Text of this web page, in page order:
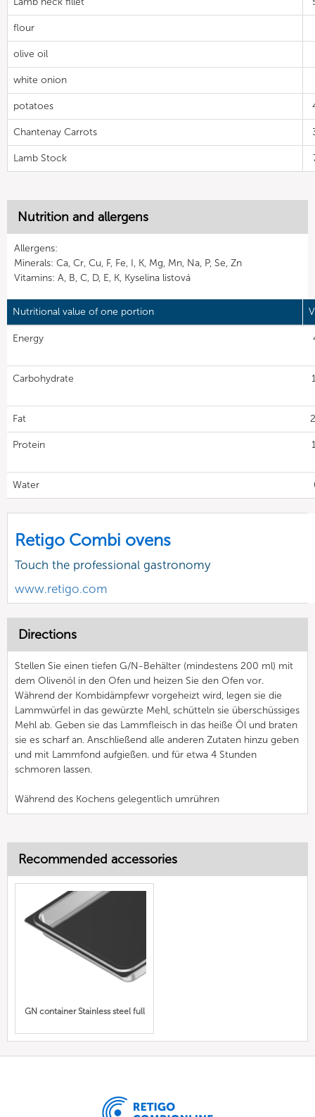
flour
olive oil
white onion
potatoes
Chantenay Carrots
Lamb Stock
Nutrition and allergens
Allergens:
Minerals: Ca, Cr, Cu, F, Fe, I, K, Mg, Mn, Na, P, Se, Zn
Vitamins: A, B, C, D, E, K, Kyselina listová
Nutritional value of one portion
Energy
Carbohydrate
Fat
Protein
Water
Retigo Combi ovens
Touch the professional gastronomy
www.retigo.com
Directions
Stellen Sie einen tiefen G/N-Behälter (mindestens 200 ml) mit
dem Olivenöl in den Ofen und heizen Sie den Ofen vor.
Während der Kombidämpfewr vorgeheizt wird, legen sie die
Lammwürfel in das gewürzte Mehl, schütteln sie überschüssiges
Mehl ab. Geben sie das Lammfleisch in das heiße Öl und braten
sie es scharf an. Anschließend alle anderen Zutaten hinzu geben
und mit Lammfond aufgießen. und für etwa 4 Stunden
schmoren lassen.
Während des Kochens gelegentlich umrühren
Recommended accessories
GN container Stainless steel full